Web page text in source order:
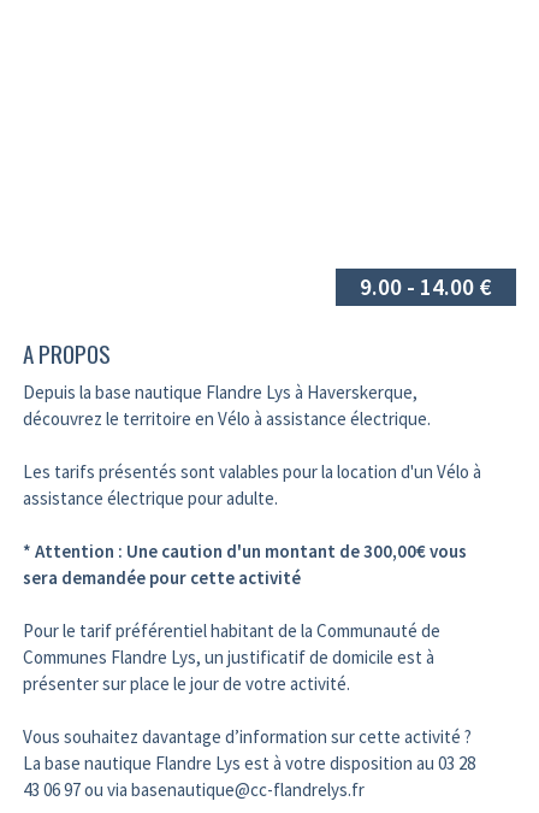
9.00 - 14.00 €
A PROPOS
Depuis la base nautique Flandre Lys à Haverskerque,
découvrez le territoire en Vélo à assistance électrique.
Les tarifs présentés sont valables pour la location d'un Vélo à
assistance électrique pour adulte.
* Attention : Une caution d'un montant de 300,00€ vous
sera demandée pour cette activité
Pour le tarif préférentiel habitant de la Communauté de
Communes Flandre Lys, un justificatif de domicile est à
présenter sur place le jour de votre activité.
Vous souhaitez davantage d’information sur cette activité ?
La base nautique Flandre Lys est à votre disposition au 03 28
43 06 97 ou via basenautique@cc-flandrelys.fr